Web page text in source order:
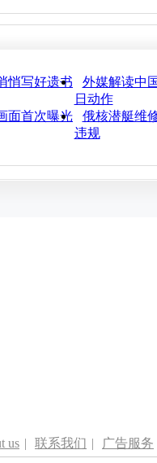
悄写好遗书
外媒解读中
日动作
面首次曝光
俄核潜艇维
违规
us | 联系我们 | 广告服务